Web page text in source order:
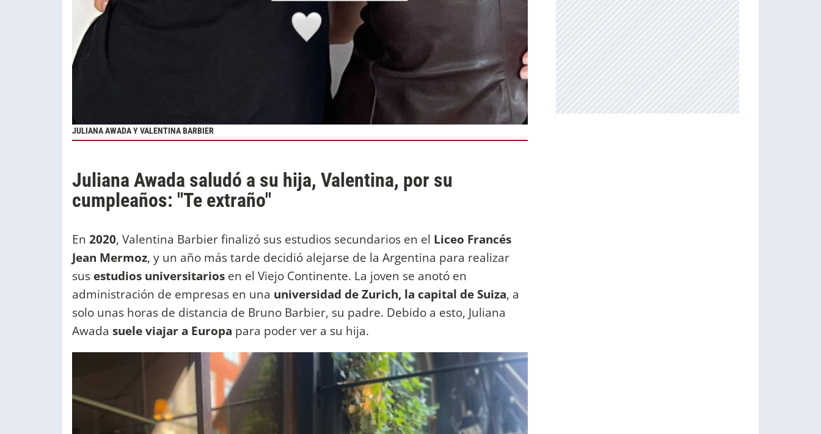
JULIANA AWADA Y VALENTINA BARBIER
Juliana Awada saludó a su hija, Valentina, por su
cumpleaños: "Te extraño"
En 2020, Valentina Barbier finalizó sus estudios secundarios en el Liceo Francés
Jean Mermoz, y un año más tarde decidió alejarse de la Argentina para realizar
sus estudios universitarios en el Viejo Continente. La joven se anotó en
administración de empresas en una universidad de Zurich, la capital de Suiza, a
solo unas horas de distancia de Bruno Barbier, su padre. Debido a esto, Juliana
Awada suele viajar a Europa para poder ver a su hija.